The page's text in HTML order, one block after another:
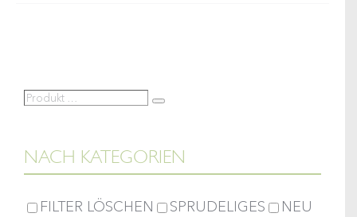
Produkt
Suche
NACH KATEGORIEN
FILTER LÖSCHEN SPRUDELIGES
NEU